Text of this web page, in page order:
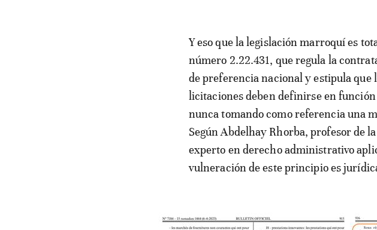
Y eso que la legislación marroquí es
número 2.22.431, que regula la
de preferencia nacional y estipula que
licitaciones deben definirse en
nunca tomando como referencia una
Según Abdelhay Rhorba, profesor de
experto en derecho administrativo
vulneración de este principio es